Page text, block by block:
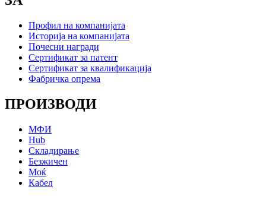
Профил на компанијата
Историја на компанијата
Почесни награди
Сертификат за патент
Сертификат за квалификација
Фабричка опрема
ПРОИЗВОДИ
МФИ
Hub
Складирање
Безжичен
Моќ
Кабел